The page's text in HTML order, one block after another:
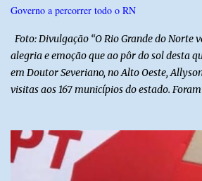
combate à criminalidade nas áreas de
Governo a percorrer todo o RN
Foto: Divulgação “O Rio Grande do Norte
alegria e emoção que ao pôr do sol desta
em Doutor Severiano, no Alto Oeste,
visitas aos 167 municípios do estado.
Governador Allyson Bezerra concluiu as
após visitar todas as cidades potiguares,
aos maiores centros do estado. A